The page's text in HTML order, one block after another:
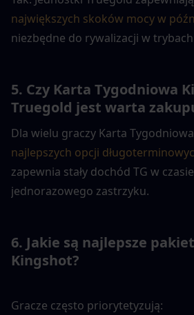
największych skoków mocy w
niezbędne do rywalizacji w trybach
5. Czy Karta Tygodniowa
Truegold jest warta
Dla wielu graczy Karta
najlepszych opcji
zapewnia stały dochód TG w
jednorazowego zastrzyku.
6. Jakie są najlepsze
Kingshot?
Gracze często priorytetyzują: